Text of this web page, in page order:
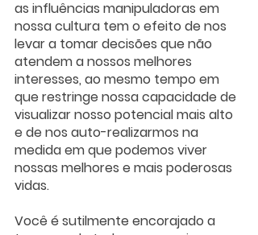
as influências manipuladoras em
nossa cultura tem o efeito de nos
levar a tomar decisões que não
atendem a nossos melhores
interesses, ao mesmo tempo em
que restringe nossa capacidade de
visualizar nosso potencial mais alto
e de nos auto-realizarmos na
medida em que podemos viver
nossas melhores e mais poderosas
vidas.
Você é sutilmente encorajado a